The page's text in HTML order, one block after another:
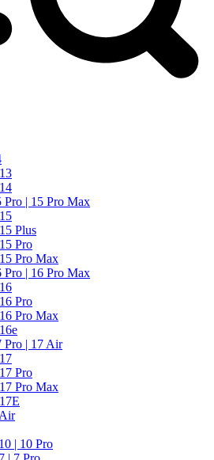
Pro | 15 Pro Max
Plus
Pro
Pro Max
Pro | 16 Pro Max
Pro
Pro Max
Pro | 17 Air
Pro
Pro Max
| 10 Pro